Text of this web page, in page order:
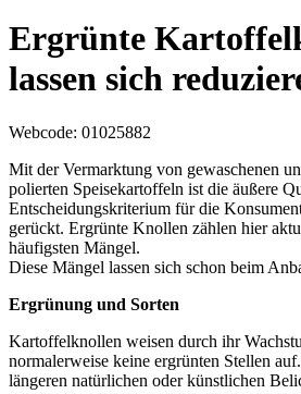
Ergrünte
lassen sich
Webcode: 01025882
Mit der Vermarktung von gewaschenen
polierten Speisekartoffeln ist die äußere
Entscheidungskriterium für die
gerückt. Ergrünte Knollen zählen hier
häufigsten Mängel.
Diese Mängel lassen sich schon beim
Ergrünung und Sorten
Kartoffelknollen weisen durch ihr
normalerweise keine ergrünten Stellen
längeren natürlichen oder künstlichen